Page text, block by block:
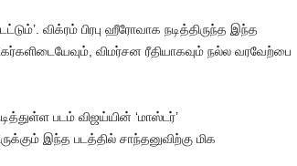
விக்ரம் பிரபு ஹீரோவாக நடித்திருந்த இந்த
விமர்சன ரீதியாகவும் நல்ல வரவேற்பை
படம் விஜய்யின் ‘மாஸ்டர்’
இந்த படத்தில் சாந்தனுவிற்கு மிக